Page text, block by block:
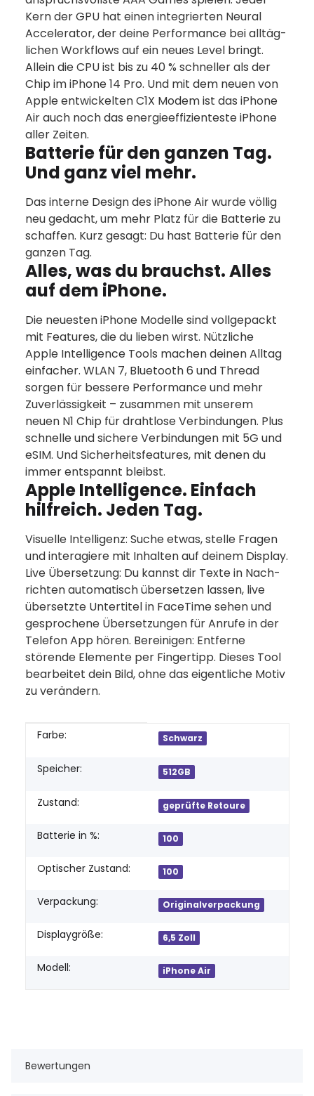
Kern der GPU hat einen inte­grierten Neural
Accelerator, der deine Per­for­mance bei all­täg­
lichen Work­flows auf ein neues Level bringt.
Allein die CPU ist bis zu 40 % schneller als der
Chip im iPhone 14 Pro. Und mit dem neuen von
Apple ent­wi­ckelten C1X Modem ist das iPhone
Air auch noch das energie­effizienteste iPhone
aller Zeiten.
Batterie für den ganzen Tag.
Und ganz viel mehr.
Das interne Design des iPhone Air wurde völlig
neu gedacht, um mehr Platz für die Batterie zu
schaffen. Kurz gesagt: Du hast Batterie für den
ganzen Tag.
Alles, was du brauchst. Alles
auf dem iPhone.
Die neu­esten iPhone Modelle sind voll­gepackt
mit Features, die du lieben wirst. Nützliche
Apple Intelligence Tools machen deinen Alltag
ein­facher. WLAN 7, Bluetooth 6 und Thread
sorgen für bessere Per­for­mance und mehr
Zuverlässigkeit – zu­sam­men mit unserem
neuen N1 Chip für drahtlose Verbin­dungen. Plus
schnelle und sichere Ver­bin­dungen mit 5G und
eSIM. Und Sicher­heits­features, mit denen du
immer entspannt bleibst.
Apple Intelligence. Einfach
hilfreich. Jeden Tag.
Visuelle Intelligenz: Suche etwas, stelle Fragen
und interagiere mit Inhalten auf deinem Dis­play.
Live Über­setzung: Du kannst dir Texte in Nach­
richten auto­matisch über­setzen lassen, live
übersetzte Unter­titel in FaceTime sehen und
gesprochene Über­setzungen für Anrufe in der
Telefon App hören. Bereinigen: Entferne
störende Ele­mente per Finger­tipp. Dieses Tool
bear­beitet dein Bild, ohne das eigent­liche Motiv
zu ver­än­dern.
Produkteigenschaft
Wert
Farbe: Schwarz
Speicher: 512GB
Zustand: geprüfte Retoure
Batterie in %: 100
Optischer Zustand: 100
Verpackung: Originalverpackung
Displaygröße: 6,5 Zoll
Modell: iPhone Air
Bewertungen